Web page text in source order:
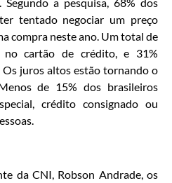
tentado negociar um preço
compra neste ano. Um total de
no cartão de crédito, e 31%
Os juros altos estão tornando o
de 15% dos brasileiros
crédito consignado ou
da CNI, Robson Andrade, os